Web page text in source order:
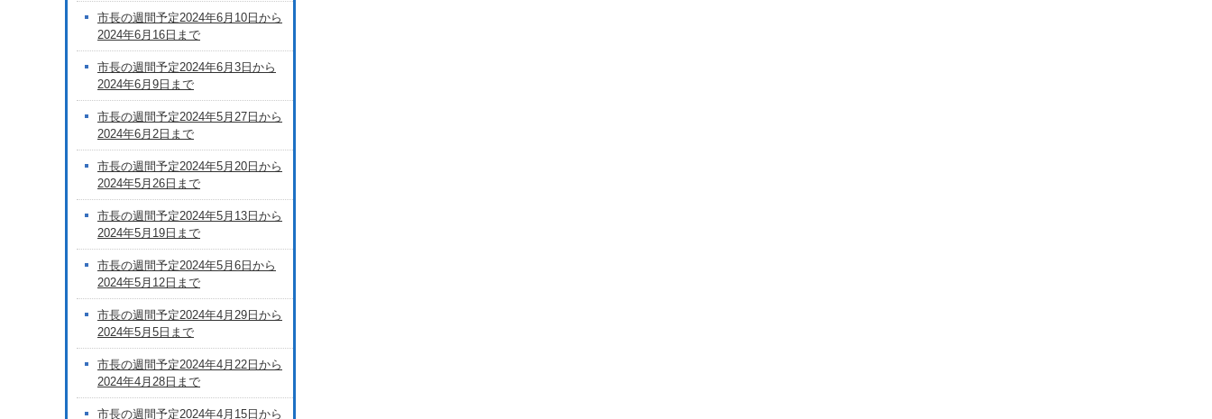
市長の週間予定2024年6月10日から
2024年6月16日まで
市長の週間予定2024年6月3日から
2024年6月9日まで
市長の週間予定2024年5月27日から
2024年6月2日まで
市長の週間予定2024年5月20日から
2024年5月26日まで
市長の週間予定2024年5月13日から
2024年5月19日まで
市長の週間予定2024年5月6日から
2024年5月12日まで
市長の週間予定2024年4月29日から
2024年5月5日まで
市長の週間予定2024年4月22日から
2024年4月28日まで
市長の週間予定2024年4月15日から